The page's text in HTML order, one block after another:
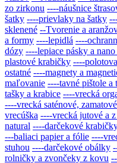
zo zirkonu ----náušnice
šatky ----prievlaky na šatky
sklenené --Tvorenie a
a formy ----lepidlá ----
dózy ----lepiace pásky a
plastové krabičky ----
ostatné ----magnety a
maľovanie ----tavné pištole a
tašky a krabice ----vrecká
----vrecká saténové,
vrecúška ----vrecká jutové a
natural ----darčekové
---baliaci papier a fólie ----
stuhou ----darčekové obálky
rolničky a zvončeky z kovu